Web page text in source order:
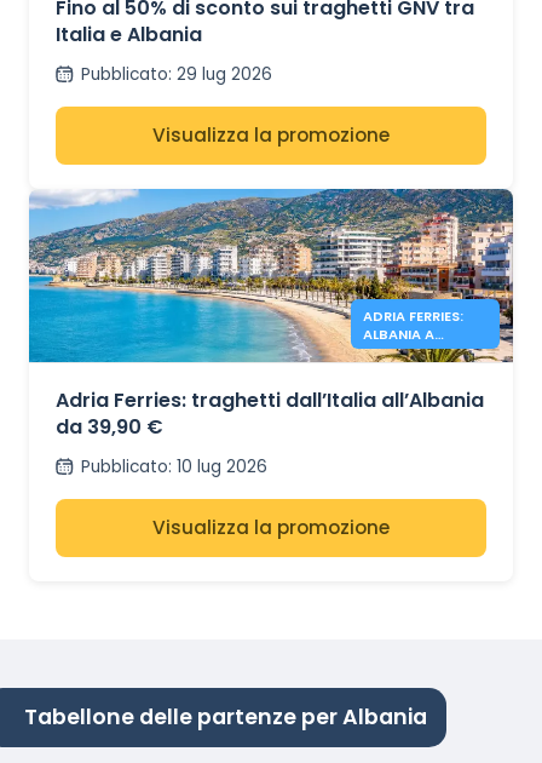
Fino al 50% di sconto sui traghetti GNV tra
Italia e Albania
Pubblicato: 29 lug 2026
Visualizza la promozione
ADRIA FERRIES:
ALBANIA A
PARTIRE DA
Adria Ferries: traghetti dall’Italia all’Albania
da 39,90 €
Pubblicato: 10 lug 2026
Visualizza la promozione
Tabellone delle partenze per Albania